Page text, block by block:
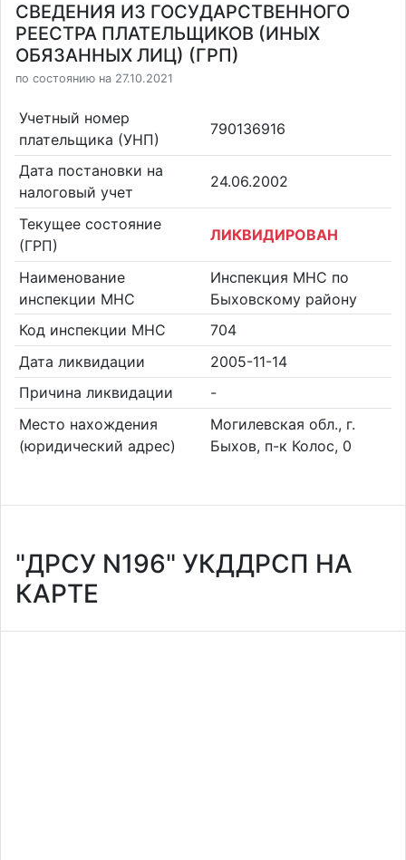
СВЕДЕНИЯ ИЗ ГОСУДАРСТВЕННОГО
РЕЕСТРА ПЛАТЕЛЬЩИКОВ (ИНЫХ
ОБЯЗАННЫХ ЛИЦ) (ГРП)
по состоянию на 27.10.2021
Учетный номер
плательщика (УНП)
790136916
Дата постановки на
налоговый учет
24.06.2002
Текущее состояние
(ГРП)
ЛИКВИДИРОВАН
Наименование
инспекции МНС
Инспекция МНС по
Быховскому району
Код инспекции МНС
704
Дата ликвидации
2005-11-14
Причина ликвидации
-
Место нахождения
(юридический адрес)
Могилевская обл., г.
Быхов, п-к Колос, 0
"ДРСУ N196" УКДДРСП НА
КАРТЕ